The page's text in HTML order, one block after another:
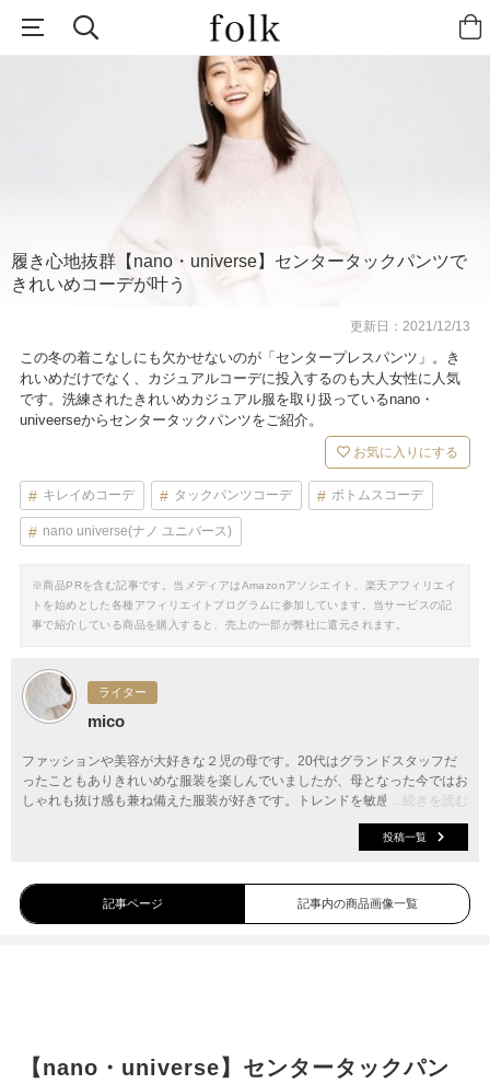
履き心地抜群【nano・universe】センタータックパンツで
きれいめコーデが叶う
更新日：2021/12/13
この冬の着こなしにも欠かせないのが「センタープレスパンツ」。き
れいめだけでなく、カジュアルコーデに投入するのも大人女性に人気
です。洗練されたきれいめカジュアル服を取り扱っているnano・
univeerseからセンタータックパンツをご紹介。
お気に入りにする
キレイめコーデ タックパンツコーデ ボトムスコーデ
nano universe(ナノ ユニバース)
※商品PRを含む記事です。当メディアはAmazonアソシエイト、楽天アフィリエイ
トを始めとした各種アフィリエイトプログラムに参加しています。当サービスの記
事で紹介している商品を購入すると、売上の一部が弊社に還元されます。
ライター
mico
...続きを読む
ファッションや美容が大好きな２児の母です。20代はグランドスタッフだ
ったこともありきれいめな服装を楽しんでいましたが、母となった今ではお
しゃれも抜け感も兼ね備えた服装が好きです。トレンドを敏感に捉え、最新
投稿一覧
記事ページ 記事内の商品画像一覧
【nano・universe】センタータックパン